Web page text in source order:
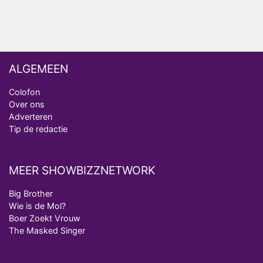
ALGEMEEN
Colofon
Over ons
Adverteren
Tip de redactie
MEER SHOWBIZZNETWORK
Big Brother
Wie is de Mol?
Boer Zoekt Vrouw
The Masked Singer